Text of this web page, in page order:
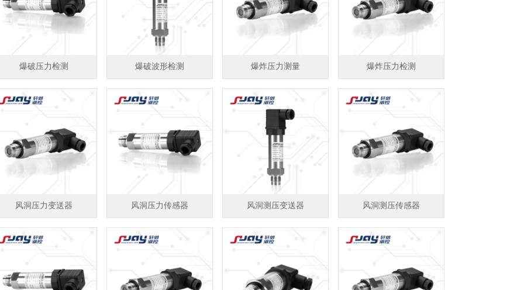
爆破压力检测 爆破波形检测 爆炸压力测量 爆炸压力检测
风洞压力变送器 风洞压力传感器 风洞测压变送器 风洞测压传感器